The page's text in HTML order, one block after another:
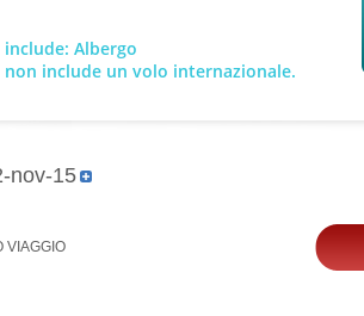
Albergo
include un volo internazionale.
nov-15
VIAGGIO